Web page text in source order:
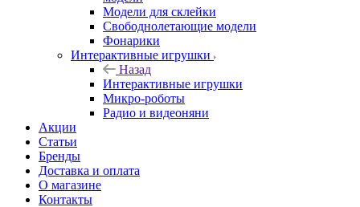
Модели для склейки
Свободнолетающие модели
Фонарики
Интерактивные игрушки
Назад
Интерактивные игрушки
Микро-роботы
Радио и видеоняни
Акции
Статьи
Бренды
Доставка и оплата
О магазине
Контакты